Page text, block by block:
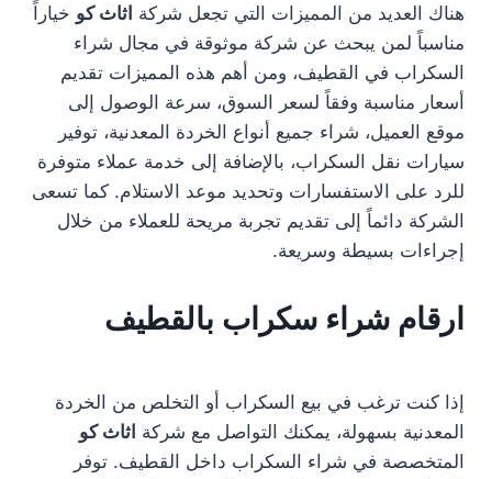
هناك العديد من المميزات التي تجعل شركة اثاث كو خياراً
مناسباً لمن يبحث عن شركة موثوقة في مجال شراء
السكراب في القطيف، ومن أهم هذه المميزات تقديم
أسعار مناسبة وفقاً لسعر السوق، سرعة الوصول إلى
موقع العميل، شراء جميع أنواع الخردة المعدنية، توفير
سيارات نقل السكراب، بالإضافة إلى خدمة عملاء متوفرة
للرد على الاستفسارات وتحديد موعد الاستلام. كما تسعى
الشركة دائماً إلى تقديم تجربة مريحة للعملاء من خلال
إجراءات بسيطة وسريعة.
ارقام شراء سكراب بالقطيف
إذا كنت ترغب في بيع السكراب أو التخلص من الخردة
المعدنية بسهولة، يمكنك التواصل مع شركة اثاث كو
المتخصصة في شراء السكراب داخل القطيف. توفر